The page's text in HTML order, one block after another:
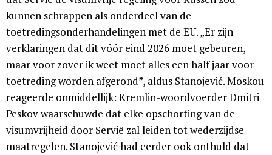
kunnen schrappen als onderdeel van de
toetredingsonderhandelingen met de EU. „Er zijn
verklaringen dat dit vóór eind 2026 moet gebeuren,
maar voor zover ik weet moet alles een half jaar voor
toetreding worden afgerond”, aldus Stanojević. Moskou
reageerde onmiddellijk: Kremlin-woordvoerder Dmitri
Peskov waarschuwde dat elke opschorting van de
visumvrijheid door Servië zal leiden tot wederzijdse
maatregelen. Stanojević had eerder ook onthuld dat